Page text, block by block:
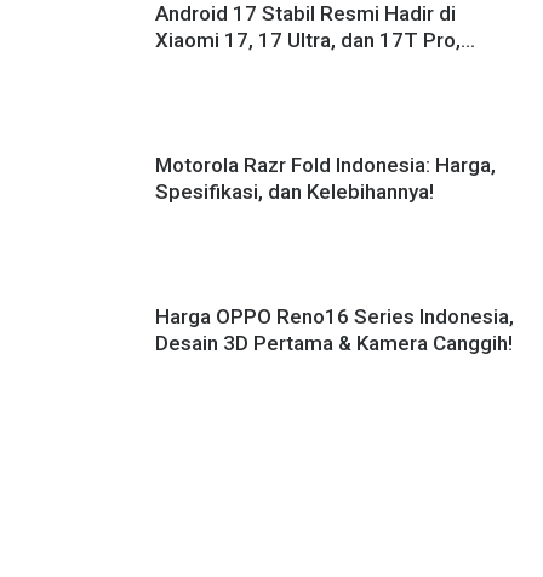
Android 17 Stabil Resmi Hadir di
Xiaomi 17, 17 Ultra, dan 17T Pro,
Motorola Razr Fold Indonesia: Harga,
Spesifikasi, dan Kelebihannya!
Harga OPPO Reno16 Series Indonesia,
Desain 3D Pertama & Kamera Canggih!